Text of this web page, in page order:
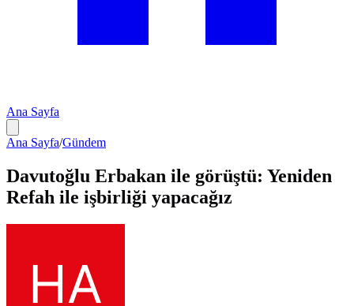
Ana Sayfa
Ana Sayfa/Gündem
Davutoğlu Erbakan ile görüştü: Yeniden
Refah ile işbirliği yapacağız